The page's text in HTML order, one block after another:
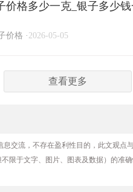
价格多少一克_银子多少
价格 · 2026-05-05
查看更多
息交流，不存在盈利性目的，此文观
限于文字、图片、图表及数据）的准